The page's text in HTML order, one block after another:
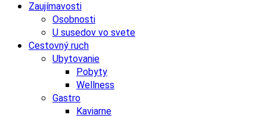
Zaujímavosti
Osobnosti
U susedov vo svete
Cestovný ruch
Ubytovanie
Pobyty
Wellness
Gastro
Kaviarne